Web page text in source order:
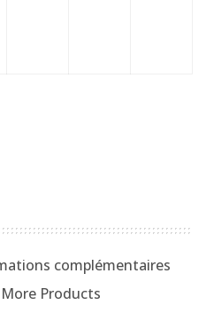
complémentaires
More Products